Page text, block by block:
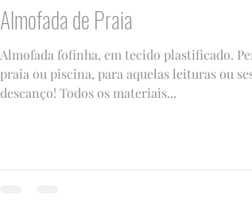
Almofada de Praia
Almofada fofinha, em tecido plastificado.
praia ou piscina, para aquelas leituras ou
descanço! Todos os materiais...